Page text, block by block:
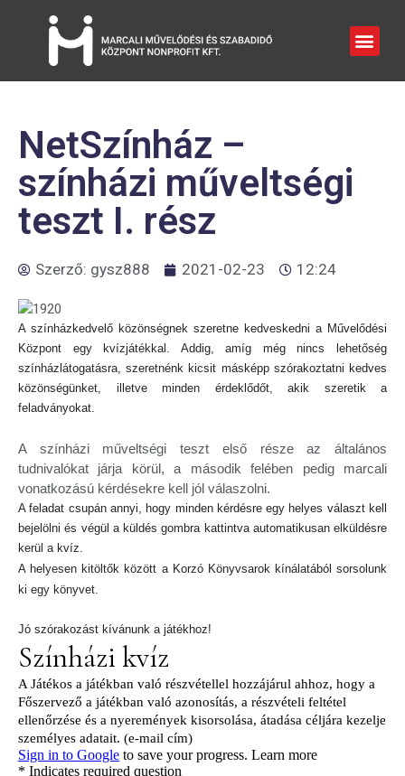
NetSzínház –
színházi műveltségi
teszt I. rész
Szerző: gysz888 2021-02-23 12:24
A színházkedvelő közönségnek szeretne kedveskedni a Művelődési
Központ egy kvízjátékkal. Addig, amíg még nincs lehetőség
színházlátogatásra, szeretnénk kicsit másképp szórakoztatni kedves
közönségünket, illetve minden érdeklődőt, akik szeretik a
feladványokat.
A színházi műveltségi teszt első része az általános
tudnivalókat járja körül, a második felében pedig marcali
vonatkozású kérdésekre kell jól válaszolni.
A feladat csupán annyi, hogy minden kérdésre egy helyes választ kell
bejelölni és végül a küldés gombra kattintva automatikusan elküldésre
kerül a kvíz.
A helyesen kitöltők között a Korzó Könyvsarok kínálatából sorsolunk
ki egy könyvet.
Jó szórakozást kívánunk a játékhoz!